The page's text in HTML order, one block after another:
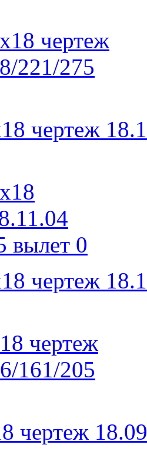
чертеж
чертеж
чертеж